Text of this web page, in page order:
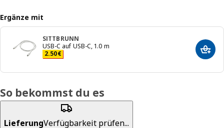
Ergänze mit
SITTBRUNN
USB-C auf USB-C, 1.0 m
2.50€
Preis 2.50€ In
So bekommst du es
LieferungVerfügbarkeit prüfen...